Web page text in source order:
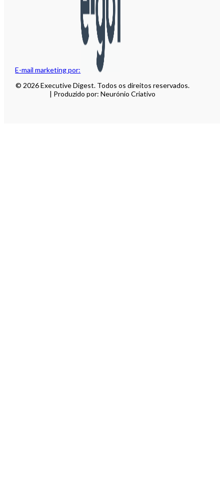
E-mail marketing por:
© 2026 Executive Digest. Todos os direitos reservados.
| Produzido por: Neurónio Criativo